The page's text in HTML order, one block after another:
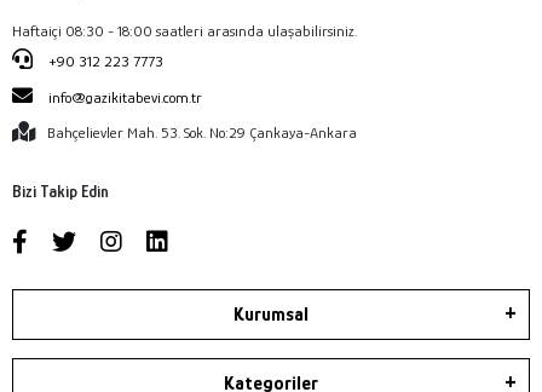
Haftaiçi 08:30 - 18:00 saatleri arasında ulaşabilirsiniz.
+90 312 223 7773
info@gazikitabevi.com.tr
Bahçelievler Mah. 53. Sok. No:29 Çankaya-Ankara
Bizi Takip Edin
Kurumsal
Kategoriler